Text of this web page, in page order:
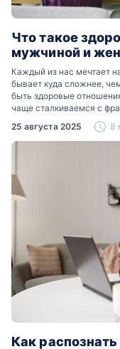
Что такое
мужчиной и
Каждый из нас мечтает
бывает куда сложнее,
быть здоровые
чаще сталкиваемся с
отношения». Что именно
25 августа 2025 8
Как